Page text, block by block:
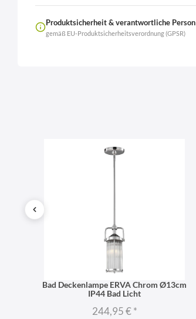
Produktsicherheit & verantwortliche Person
gemäß EU-Produktsicherheitsverordnung (GPSR)
Bad Deckenlampe ERVA Chrom Ø13cm
IP44 Bad Licht
244,95 €*